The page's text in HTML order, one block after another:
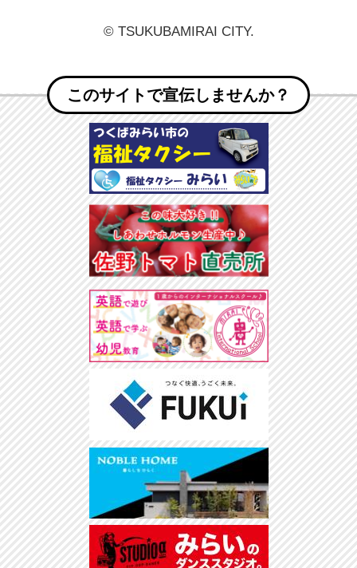
© TSUKUBAMIRAI CITY.
このサイトで宣伝しませんか？